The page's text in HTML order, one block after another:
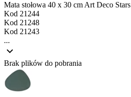
Mata stołowa 40 x 30 cm Art Deco Stars
Kod 21244
Kod 21248
Kod 21243
...
Brak plików do pobrania